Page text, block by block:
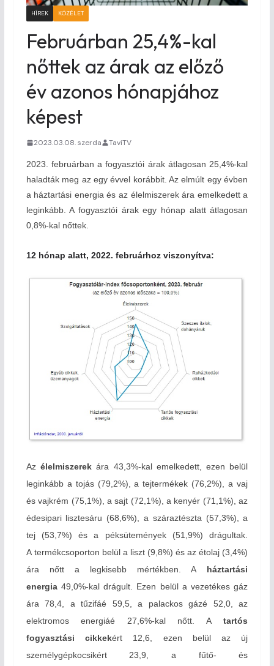
HÍREK KÖZÉLET
Februárban 25,4%-kal
nőttek az árak az előző
év azonos hónapjához
képest
2023.03.08. szerda TaviTV
2023. februárban a fogyasztói árak átlagosan 25,4%-kal
haladták meg az egy évvel korábbit. Az elmúlt egy évben
a háztartási energia és az élelmiszerek ára emelkedett a
leginkább. A fogyasztói árak egy hónap alatt átlagosan
0,8%-kal nőttek.
12 hónap alatt, 2022. februárhoz viszonyítva:
Az élelmiszerekára 43,3%-kal emelkedett, ezen belül
leginkább a tojás (79,2%), a tejtermékek (76,2%), a vaj
és vajkrém (75,1%), a sajt (72,1%), a kenyér (71,1%), az
édesipari lisztesáru (68,6%), a száraztészta (57,3%), a
tej (53,7%) és a péksütemények (51,9%) drágultak.
A termékcsoporton belül a liszt (9,8%) és az étolaj (3,4%)
ára nőtt a legkisebb mértékben. A háztartási
energia49,0%-kal drágult. Ezen belül a vezetékes gáz
ára 78,4, a tűzifáé 59,5, a palackos gázé 52,0, az
elektromos energiáé 27,6%-kal nőtt. Atartós
fogyasztási cikkekért 12,6, ezen belül az új
személygépkocsikért 23,9, a fűtő- és